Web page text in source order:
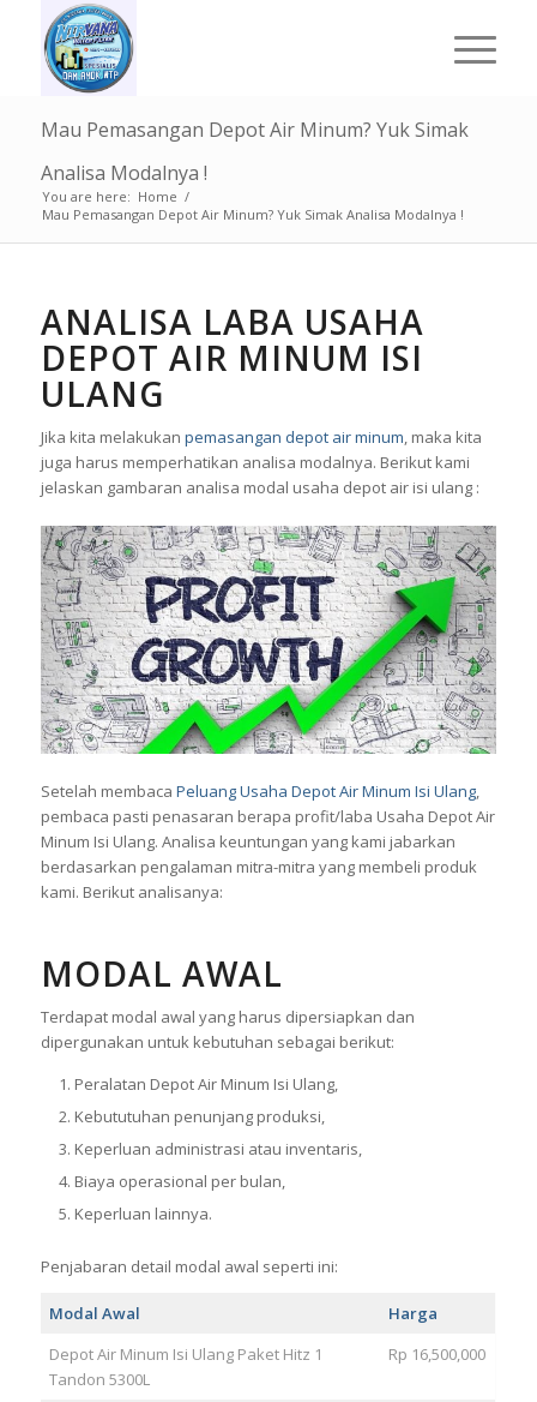
Mau Pemasangan Depot Air Minum? Yuk Simak
Analisa Modalnya !
You are here: Home /
Mau Pemasangan Depot Air Minum? Yuk Simak Analisa Modalnya !
ANALISA LABA USAHA
DEPOT AIR MINUM ISI
ULANG
Jika kita melakukan pemasangan depot air minum, maka kita
juga harus memperhatikan analisa modalnya. Berikut kami
jelaskan gambaran analisa modal usaha depot air isi ulang :
Setelah membaca Peluang Usaha Depot Air Minum Isi Ulang,
pembaca pasti penasaran berapa profit/laba Usaha Depot Air
Minum Isi Ulang. Analisa keuntungan yang kami jabarkan
berdasarkan pengalaman mitra-mitra yang membeli produk
kami. Berikut analisanya:
MODAL AWAL
Terdapat modal awal yang harus dipersiapkan dan
dipergunakan untuk kebutuhan sebagai berikut:
Peralatan Depot Air Minum Isi Ulang,
Kebututuhan penunjang produksi,
Keperluan administrasi atau inventaris,
Biaya operasional per bulan,
Keperluan lainnya.
Penjabaran detail modal awal seperti ini:
Modal Awal
Harga
Depot Air Minum Isi Ulang Paket Hitz 1
Tandon 5300L
Rp 16,500,000